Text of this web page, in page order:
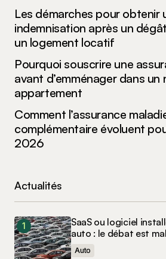
Les démarches pour obtenir
indemnisation après un
un logement locatif
Pourquoi souscrire une
avant d’emménager dans un
appartement
Comment l’assurance
complémentaire évoluent
2026
Actualités
SaaS ou logiciel
auto : le débat est
Auto